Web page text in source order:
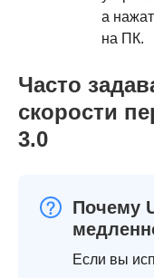
а
на ПК.
Часто
скорости
3.0
Почему
Если вы